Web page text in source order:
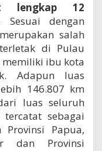
lengkap 12
Sesuai dengan
salah
di Pulau
ibu kota
Adapun luas
146.807 km
luas seluruh
tercatat sebagai
Papua,
dan Provinsi